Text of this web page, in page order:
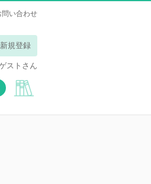
問い合わせ
規登録
ストさん